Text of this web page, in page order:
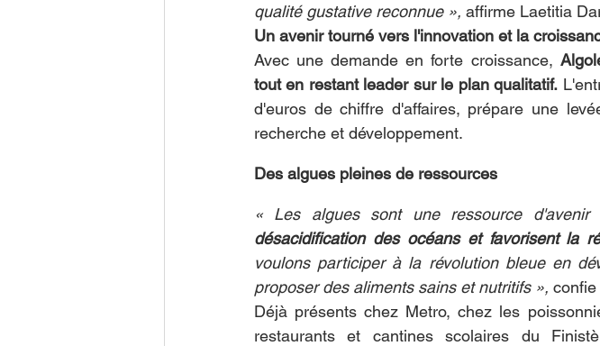
qualité gustative reconnue », affirme Laetitia
Un avenir tourné vers l'innovation et la
Avec une demande en forte croissance,
tout en restant leader sur le plan qualitatif.
d'euros de chiffre d'affaires, prépare une
recherche et développement.
Des algues pleines de ressources
« Les algues sont une ressource d'avenir
désacidification des océans et favorisent la
voulons participer à la révolution bleue en
proposer des aliments sains et nutritifs »,
Déjà présents chez Metro, chez les
restaurants et cantines scolaires du